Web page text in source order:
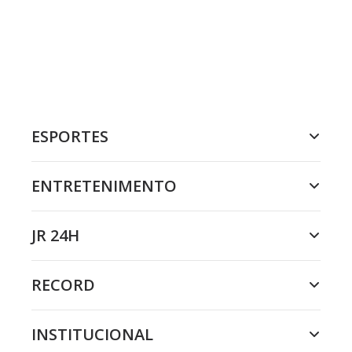
ESPORTES
ENTRETENIMENTO
JR 24H
RECORD
INSTITUCIONAL